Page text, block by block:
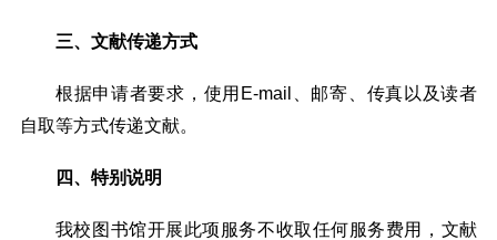
三、文献传递方式
根据申请者要求，使用E-mail、邮寄、传真以及读者
自取等方式传递文献。
四、特别说明
我校图书馆开展此项服务不收取任何服务费用，文献